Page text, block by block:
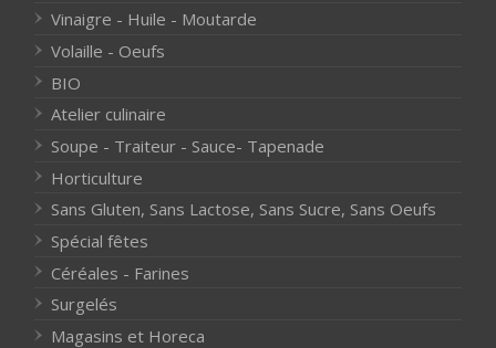
Vinaigre - Huile - Moutarde
Volaille - Oeufs
BIO
Atelier culinaire
Soupe - Traiteur - Sauce- Tapenade
Horticulture
Sans Gluten, Sans Lactose, Sans Sucre, Sans Oeufs
Spécial fêtes
Céréales - Farines
Surgelés
Magasins et Horeca